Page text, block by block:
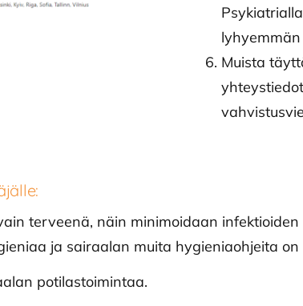
Muista
terveenä, näin minimoidaan infektioiden
ja sairaalan muita hygieniaohjeita
potilastoimintaa.